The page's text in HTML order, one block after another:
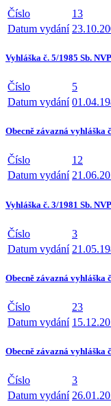
Číslo
13
Datum vydání
Vyhláška č. 5/1985 Sb. NVP
Číslo
5
Datum vydání
Obecně závazná vyhláška
Číslo
12
Datum vydání
Vyhláška č. 3/1981 Sb. NVP
Číslo
3
Datum vydání
Obecně závazná vyhláška
Číslo
23
Datum vydání
Obecně závazná vyhláška
Číslo
3
Datum vydání